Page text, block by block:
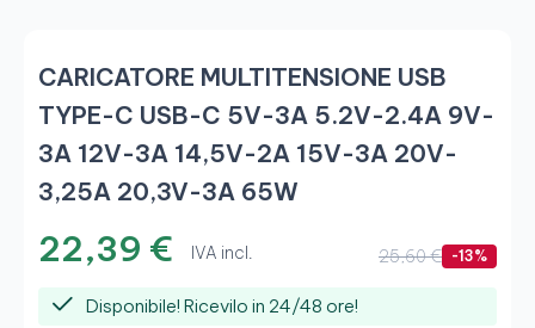
CARICATORE MULTITENSIONE USB
TYPE-C USB-C 5V-3A 5.2V-2.4A 9V-
3A 12V-3A 14,5V-2A 15V-3A 20V-
3,25A 20,3V-3A 65W
22,39 € IVA incl. 25,60 € -13%
Disponibile! Ricevilo in 24/48 ore!